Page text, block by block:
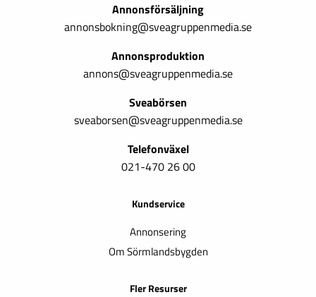
Annonsförsäljning
annonsbokning@sveagruppenmedia.se
Annonsproduktion
annons@sveagruppenmedia.se
Sveabörsen
sveaborsen@sveagruppenmedia.se
Telefonväxel
021-470 26 00
Kundservice
Annonsering
Om Sörmlandsbygden
Fler Resurser